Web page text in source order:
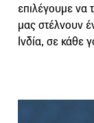
επιλέγουμε να
μας στέλνουν
Ινδία, σε κάθε